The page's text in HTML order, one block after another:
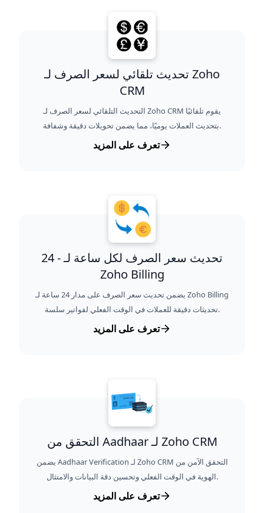
تحديث تلقائي لسعر الصرف لـ Zoho
CRM
التحديث التلقائي لسعر الصرف لـ Zoho CRM يقوم تلقائيًا
بتحديث العملات يوميًا، مما يضمن تحويلات دقيقة وشفافة.
تعرف على المزيد
24 - تحديث سعر الصرف لكل ساعة لـ
Zoho Billing
يضمن تحديث سعر الصرف على مدار 24 ساعة لـ Zoho Billing
تحديثات دقيقة للعملات في الوقت الفعلي لفواتير سلسة.
تعرف على المزيد
التحقق من Aadhaar لـ Zoho CRM
يضمن Aadhaar Verification لـ Zoho CRM التحقق الآمن من
الهوية في الوقت الفعلي وتحسين دقة البيانات والامتثال.
تعرف على المزيد